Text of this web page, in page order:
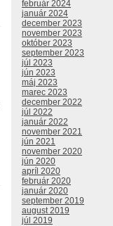
február 2024
január 2024
december 2023
november 2023
október 2023
september 2023
júl 2023
jún 2023
máj 2023
marec 2023
december 2022
júl 2022
január 2022
november 2021
jún 2021
november 2020
jún 2020
apríl 2020
február 2020
január 2020
september 2019
august 2019
júl 2019